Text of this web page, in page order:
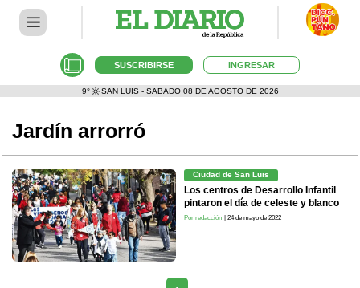
SUSCRIBIRSE INGRESAR
9° SAN LUIS - SABADO 08 DE AGOSTO DE 2026
Jardín arrorró
Ciudad de San Luis
Los centros de Desarrollo Infantil
pintaron el día de celeste y blanco
Por redacción | 24 de mayo de 2022